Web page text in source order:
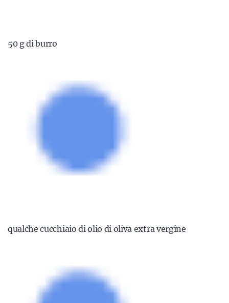
50 g di burro
qualche cucchiaio di olio di oliva extra vergine